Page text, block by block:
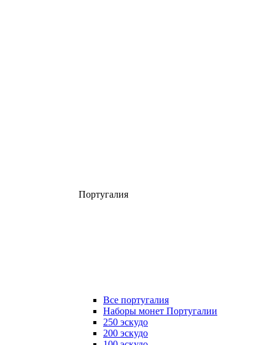
Португалия
Все португалия
Наборы монет Португалии
250 эскудо
200 эскудо